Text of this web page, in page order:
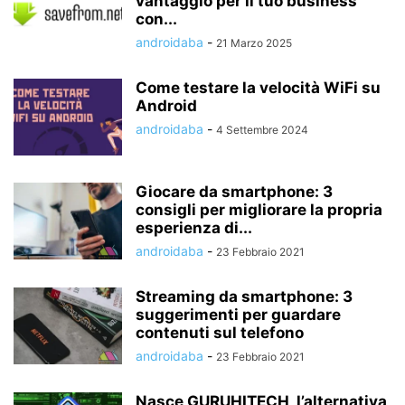
con...
androidaba - 21 Marzo 2025
Come testare la velocità WiFi su
Android
androidaba - 4 Settembre 2024
Giocare da smartphone: 3
consigli per migliorare la propria
esperienza di...
androidaba - 23 Febbraio 2021
Streaming da smartphone: 3
suggerimenti per guardare
contenuti sul telefono
androidaba - 23 Febbraio 2021
Nasce GURUHITECH, l’alternativa